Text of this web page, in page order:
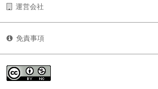
運営会社
免責事項